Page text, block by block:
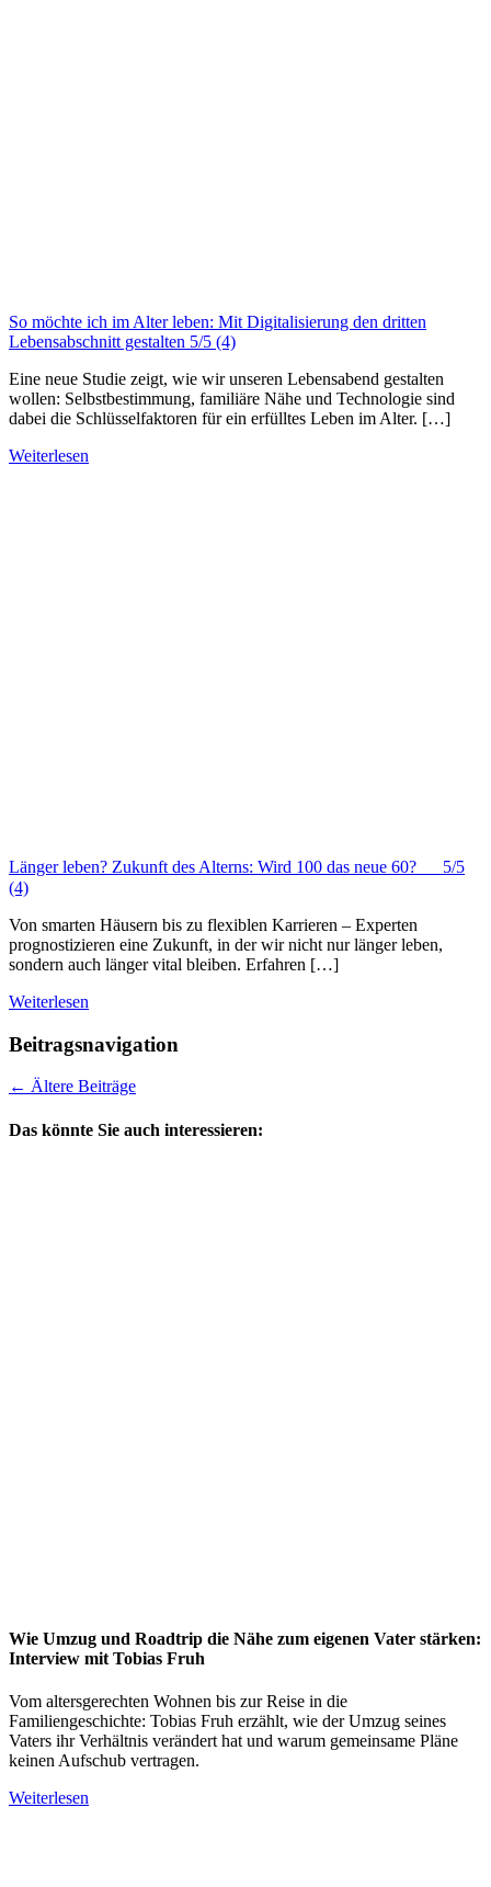
So möchte ich im Alter leben: Mit Digitalisierung den dritten
Lebensabschnitt gestalten 5/5 (4)
Eine neue Studie zeigt, wie wir unseren Lebensabend gestalten
wollen: Selbstbestimmung, familiäre Nähe und Technologie sind
dabei die Schlüsselfaktoren für ein erfülltes Leben im Alter. […]
Weiterlesen
Länger leben? Zukunft des Alterns: Wird 100 das neue 60?
5/5
(4)
Von smarten Häusern bis zu flexiblen Karrieren – Experten
prognostizieren eine Zukunft, in der wir nicht nur länger leben,
sondern auch länger vital bleiben. Erfahren […]
Weiterlesen
Beitragsnavigation
← Ältere Beiträge
Das könnte Sie auch interessieren:
Wie Umzug und Roadtrip die Nähe zum eigenen Vater stärken:
Interview mit Tobias Fruh
Vom altersgerechten Wohnen bis zur Reise in die
Familiengeschichte: Tobias Fruh erzählt, wie der Umzug seines
Vaters ihr Verhältnis verändert hat und warum gemeinsame Pläne
keinen Aufschub vertragen.
Weiterlesen